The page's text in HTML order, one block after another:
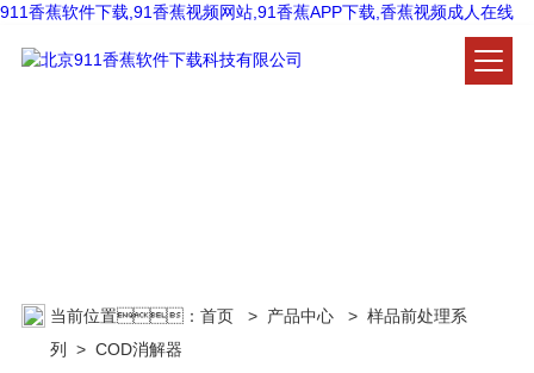
911香蕉软件下载,91香蕉视频网站,91香蕉APP下载,香蕉视频成人在线
当前位置： 首页 > 产品中心 > 样品前处理系
列
> COD消解器